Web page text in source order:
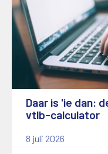
Daar is 'ie dan:
vtlb-calculator
8 juli 2026